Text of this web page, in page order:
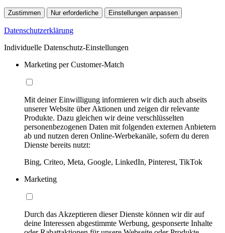
Zustimmen Nur erforderliche Einstellungen anpassen
Datenschutzerklärung
Individuelle Datenschutz-Einstellungen
Marketing per Customer-Match
Mit deiner Einwilligung informieren wir dich auch abseits
unserer Website über Aktionen und zeigen dir relevante
Produkte. Dazu gleichen wir deine verschlüsselten
personenbezogenen Daten mit folgenden externen Anbietern
ab und nutzen deren Online-Werbekanäle, sofern du deren
Dienste bereits nutzt:
Bing, Criteo, Meta, Google, LinkedIn, Pinterest, TikTok
Marketing
Durch das Akzeptieren dieser Dienste können wir dir auf
deine Interessen abgestimmte Werbung, gesponserte Inhalte